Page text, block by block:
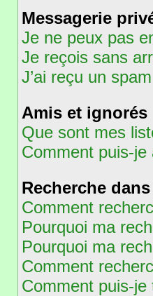
Messagerie
Je ne peux pas
Je reçois sans
J’ai reçu un
Amis et ignorés
Que sont mes
Comment puis-je
Recherche
Comment
Pourquoi ma
Pourquoi ma
Comment
Comment puis-